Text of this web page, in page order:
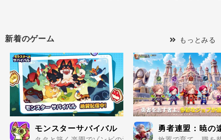
新着のゲーム もっとみる
モンスターサバイバル 勇者連盟：暁の